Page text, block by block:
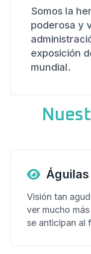
Somos la
poderosa y
exposición
mundial.
Águilas
Visión tan
ver mucho
se anticipan al